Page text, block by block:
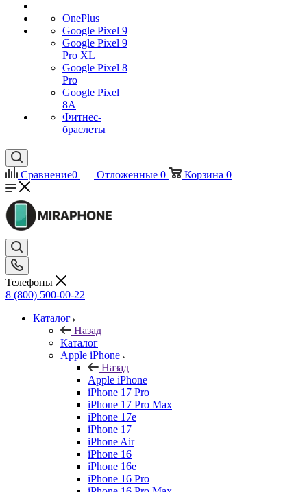
OnePlus
Google Pixel 9
Google Pixel 9
Pro XL
Google Pixel 8
Pro
Google Pixel
8A
Фитнес-
браслеты
Сравнение0 Отложенные 0 Корзина 0
Телефоны
8 (800) 500-00-22
Каталог
Назад
Каталог
Apple iPhone
Назад
Apple iPhone
iPhone 17 Pro
iPhone 17 Pro Max
iPhone 17e
iPhone 17
iPhone Air
iPhone 16
iPhone 16e
iPhone 16 Pro